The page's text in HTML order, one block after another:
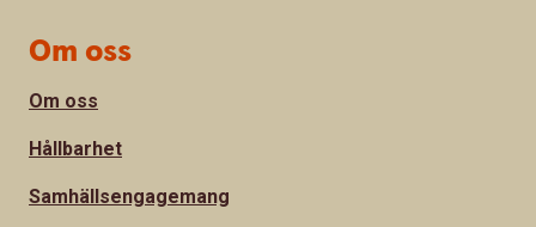
Om oss
Om oss
Hållbarhet
Samhällsengagemang